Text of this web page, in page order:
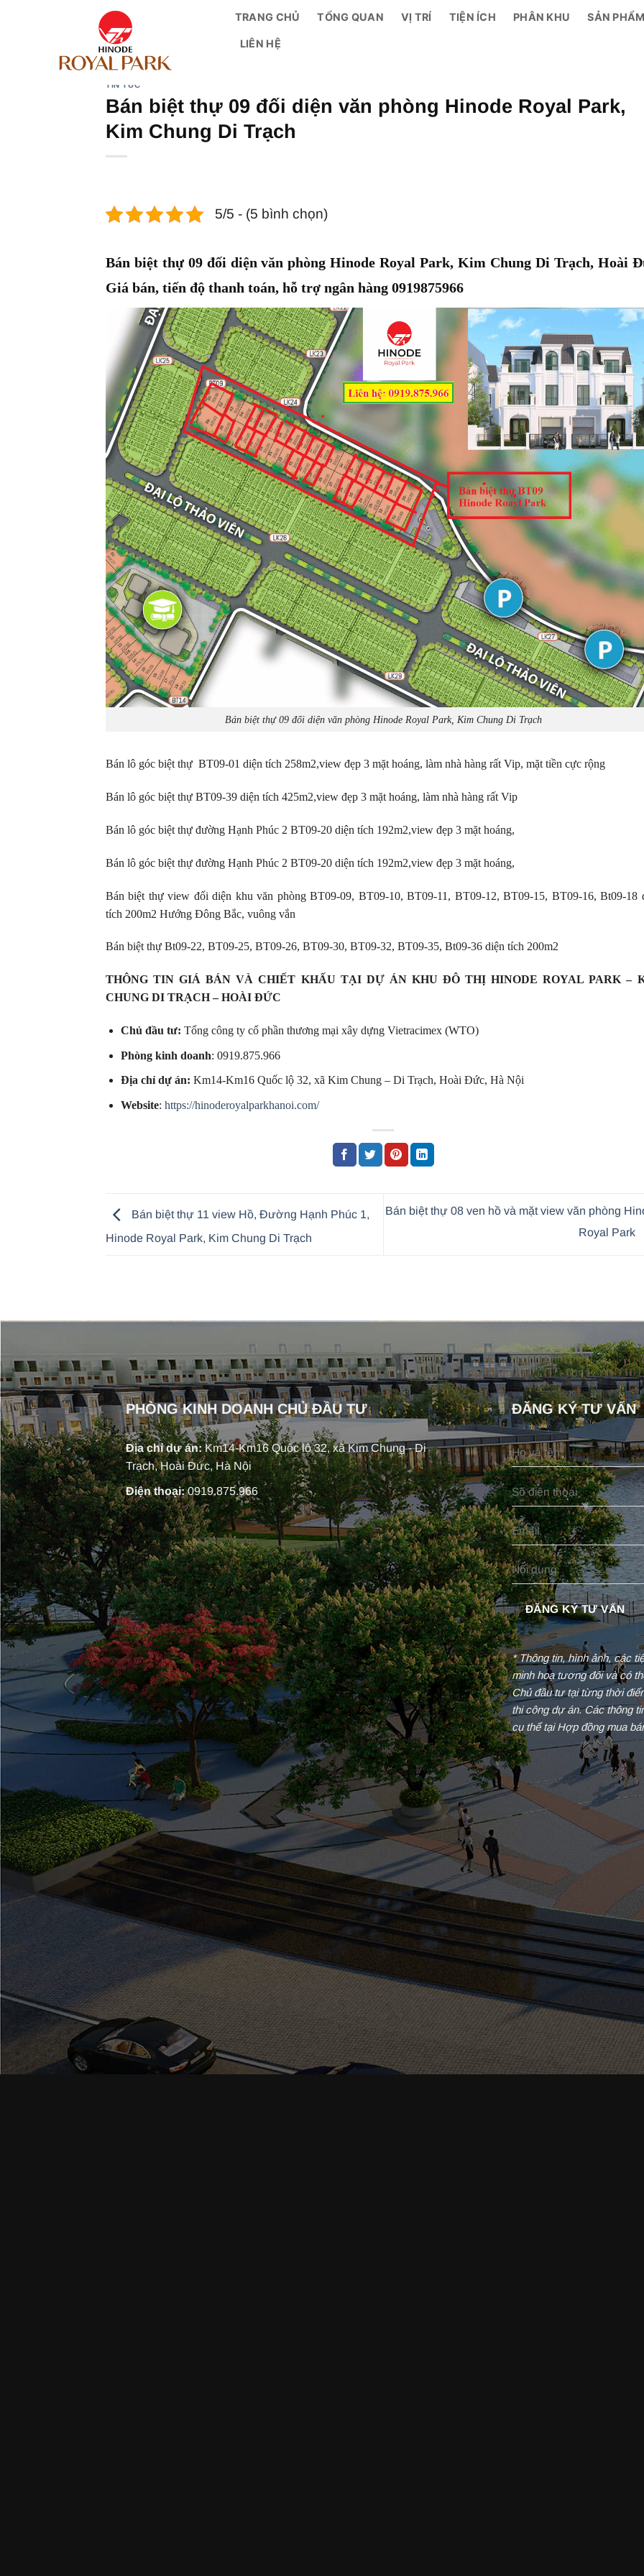
TRANG CHỦ TỔNG QUAN VỊ TRÍ TIỆN ÍCH PHÂN KHU SẢN PHẨM
LIÊN HỆ
TIN TỨC
Bán biệt thự 09 đối diện văn phòng Hinode Royal Park,
Kim Chung Di Trạch
5/5 - (5 bình chọn)
Bán biệt thự 09 đối diện văn phòng Hinode Royal Park, Kim Chung Di Trạch, Hoài
Giá bán, tiến độ thanh toán, hỗ trợ ngân hàng 0919875966
Bán biệt thự 09 đối diện văn phòng Hinode Royal Park, Kim Chung Di Trạch
Bán lô góc biệt thự BT09-01 diện tích 258m2,view đẹp 3 mặt hoáng, làm nhà hàng rất Vip, mặt tiền cực rộng
Bán lô góc biệt thự BT09-39 diện tích 425m2,view đẹp 3 mặt hoáng, làm nhà hàng rất Vip
Bán lô góc biệt thự đường Hạnh Phúc 2 BT09-20 diện tích 192m2,view đẹp 3 mặt hoáng,
Bán lô góc biệt thự đường Hạnh Phúc 2 BT09-20 diện tích 192m2,view đẹp 3 mặt hoáng,
Bán biệt thự view đối diện khu văn phòng BT09-09, BT09-10, BT09-11, BT09-12, BT09-15, BT09-16, Bt09-18
tích 200m2 Hướng Đông Bắc, vuông vắn
Bán biệt thự Bt09-22, BT09-25, BT09-26, BT09-30, BT09-32, BT09-35, Bt09-36 diện tích 200m2
THÔNG TIN GIÁ BÁN VÀ CHIẾT KHẤU TẠI DỰ ÁN KHU ĐÔ THỊ HINODE ROYAL PARK –
CHUNG DI TRẠCH – HOÀI ĐỨC
Chủ đầu tư: Tổng công ty cổ phần thương mại xây dựng Vietracimex (WTO)
Phòng kinh doanh: 0919.875.966
Địa chỉ dự án: Km14-Km16 Quốc lộ 32, xã Kim Chung – Di Trạch, Hoài Đức, Hà Nội
Website: https://hinoderoyalparkhanoi.com/
Bán biệt thự 11 view Hồ, Đường Hạnh Phúc 1,
Hinode Royal Park, Kim Chung Di Trạch
Bán biệt thự 08 ven hồ và mặt view văn phòng
Royal Park
PHÒNG KINH DOANH CHỦ ĐẦU TƯ
Địa chỉ dự án:Km14-Km16 Quốc lộ 32, xã Kim Chung - Di
Trạch, Hoài Đức, Hà Nội
Điện thoại:0919.875.966
ĐĂNG KÝ TƯ VẤN
* Thông tin, hình ảnh, các
minh hoạ tương đối và có
Chủ đầu tư tại từng thời
thi công dự án. Các thông
cụ thể tại Hợp đồng mua